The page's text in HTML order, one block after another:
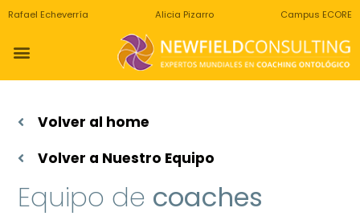
Rafael Echeverría Alicia Pizarro Campus ECORE
Volver al home
Volver a Nuestro Equipo
Equipo de coaches